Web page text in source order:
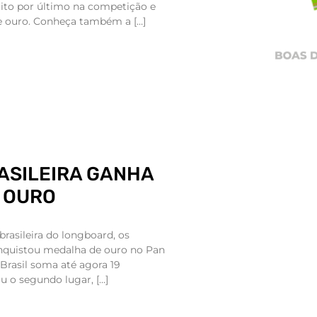
por último na competição e
Conheça também a […]
GANHA
do longboard, os
medalha de ouro no Pan
soma até agora 19
o segundo lugar, […]